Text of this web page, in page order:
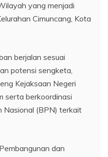
yang menjadi
Cimuncang, Kota
berjalan sesuai
potensi sengketa,
Kejaksaan Negeri
serta berkoordinasi
Nasional (BPN) terkait
dan